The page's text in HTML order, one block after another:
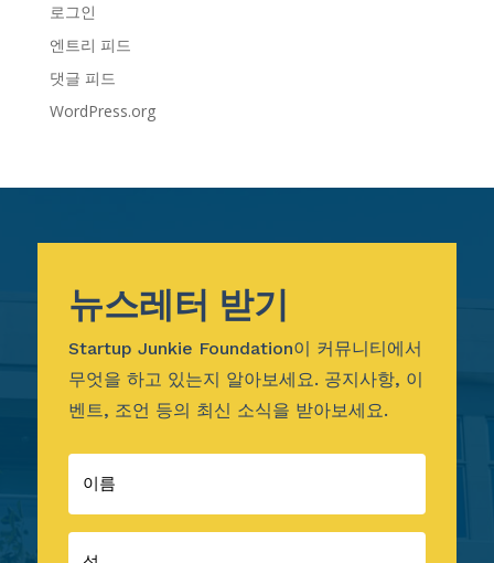
로그인
엔트리 피드
댓글 피드
WordPress.org
뉴스레터 받기
Startup Junkie Foundation이 커뮤니티에서
무엇을 하고 있는지 알아보세요. 공지사항, 이
벤트, 조언 등의 최신 소식을 받아보세요.